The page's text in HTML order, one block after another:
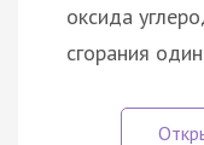
оксида
сгорания